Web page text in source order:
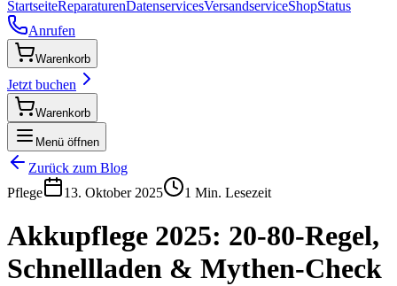
StartseiteReparaturenDatenservicesVersandserviceShopStatus
Anrufen
Warenkorb
Jetzt buchen
Warenkorb
Menü öffnen
Zurück zum Blog
Pflege
13. Oktober 2025 1 Min. Lesezeit
Akkupflege 2025: 20-80-Regel,
Schnellladen & Mythen-Check